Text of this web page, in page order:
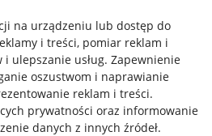
na urządzeniu lub dostęp do
i treści, pomiar reklam i
ulepszanie usług. Zapewnienie
oszustwom i naprawianie
reklam i treści.
prywatności oraz informowanie
danych z innych źródeł.